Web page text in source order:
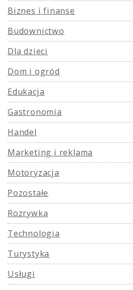
Biznes i finanse
Budownictwo
Dla dzieci
Dom i ogród
Edukacja
Gastronomia
Handel
Marketing i reklama
Motoryzacja
Pozostałe
Rozrywka
Technologia
Turystyka
Usługi